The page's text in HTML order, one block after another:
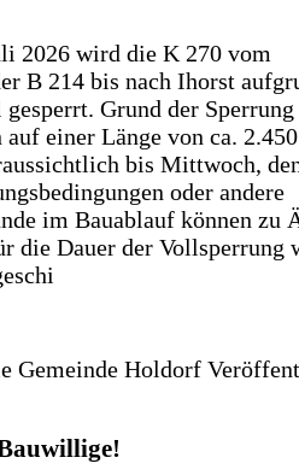
2026 wird die K 270 vom
B 214 bis nach Ihorst
Grund der
auf einer Länge von ca.
bis Mittwoch,
oder andere
im Bauablauf können zu
die Dauer der Vollsperrung
Gemeinde Holdorf